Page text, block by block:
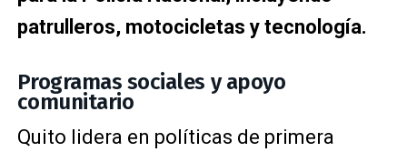
patrulleros, motocicletas y tecnología.
Programas sociales y apoyo
comunitario
Quito lidera en políticas de primera